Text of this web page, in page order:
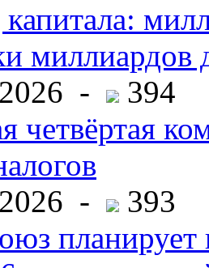
миллиардов
-
394
четвёртая
-
393
планирует